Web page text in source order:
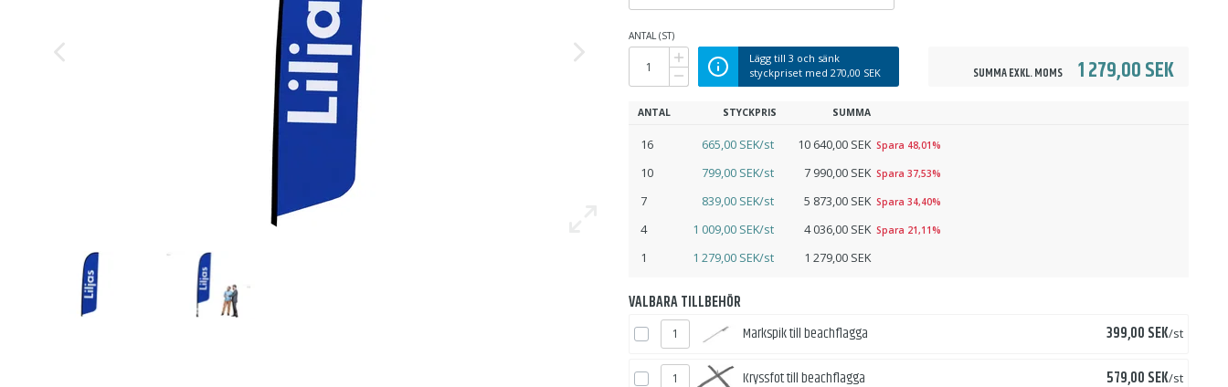
ANTAL (ST)
Lägg till 3 och sänk
styckpriset med 270,00 SEK SUMMA EXKL. MOMS 1 279,00 SEK
ANTAL STYCKPRIS SUMMA
16 665,00 SEK/st 10 640,00 SEK Spara 48,01%
10 799,00 SEK/st 7 990,00 SEK Spara 37,53%
7 839,00 SEK/st 5 873,00 SEK Spara 34,40%
4 1 009,00 SEK/st 4 036,00 SEK Spara 21,11%
1 1 279,00 SEK/st 1 279,00 SEK
VALBARA TILLBEHÖR
Markspik till beachflagga
Pris
399,00 SEK/st
Kryssfot till beachflagga Pris
579,00 SEK/st